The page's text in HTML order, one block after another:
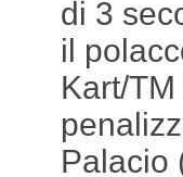
di 3
il
Kart/
Palacio